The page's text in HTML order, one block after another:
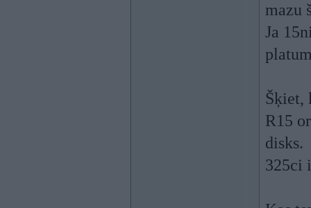
mazu
Ja
Šķiet,
R15
disks.
325ci